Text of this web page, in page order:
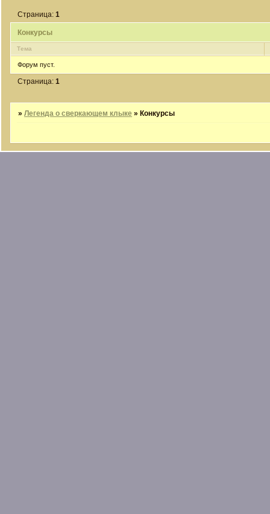
Конкурсы
Страница:1
Тема
Форум пуст.
Страница:1
»Легенда о сверкающем клыке » Конкурсы